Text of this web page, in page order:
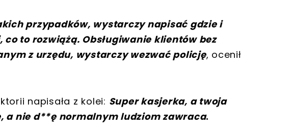
przypadków, wystarczy napisać gdzie i
to rozwiążą. Obsługiwanie klientów bez
z urzędu, wystarczy wezwać policję, ocenił
napisała z kolei: Super kasjerka, a twoja
a nie d**ę normalnym ludziom zawraca.